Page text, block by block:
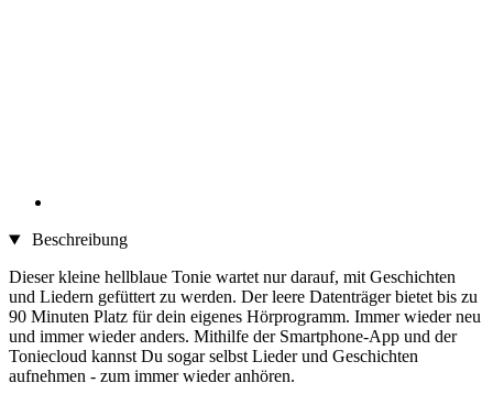
Beschreibung
Dieser kleine hellblaue Tonie wartet nur darauf, mit Geschichten
und Liedern gefüttert zu werden. Der leere Datenträger bietet bis zu
90 Minuten Platz für dein eigenes Hörprogramm. Immer wieder neu
und immer wieder anders. Mithilfe der Smartphone-App und der
Toniecloud kannst Du sogar selbst Lieder und Geschichten
aufnehmen - zum immer wieder anhören.